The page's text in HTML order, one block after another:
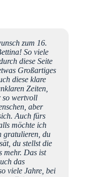
zum 16.
So viele
diese Seite
Großartiges
diese klare
Zeiten,
so wertvoll
aber
Auch fürs
möchte ich
gratulieren, du
du stellst die
mehr. Das ist
das
viele Jahre, bei